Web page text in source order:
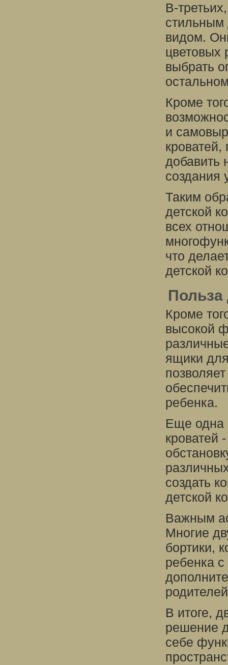
В-
видом.
цветовых
выбрать
Кроме
и
добавить
создания
Таким
детской
всех
что
детской
Польза
Кроме
высокой
ящики
ребенка.
Еще одна
кроватей
создать
детской
Важным
Многие
бортики,
ребенка
В итоге,
решение
себе